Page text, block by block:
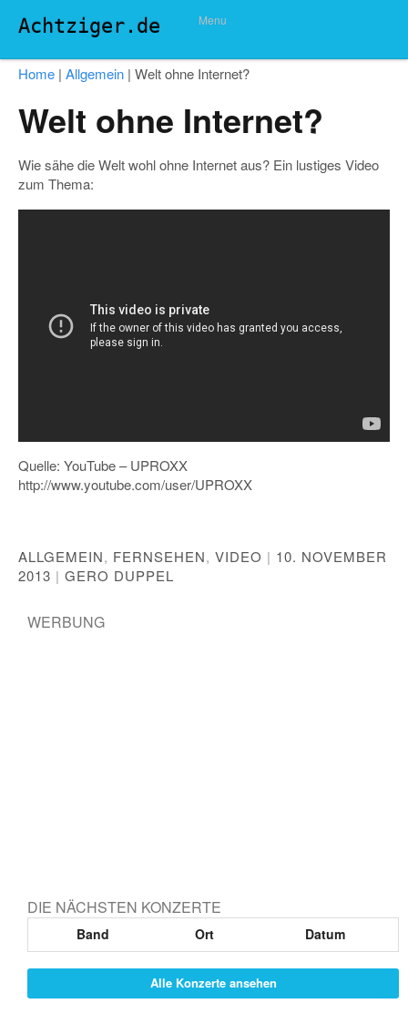
Achtziger.de Menu
Home | Allgemein | Welt ohne Internet?
Welt ohne Internet?
Wie sähe die Welt wohl ohne Internet aus? Ein lustiges Video
zum Thema:
Quelle: YouTube – UPROXX
http://www.youtube.com/user/UPROXX
ALLGEMEIN, FERNSEHEN, VIDEO | 10. NOVEMBER
2013 | GERO DUPPEL
WERBUNG
DIE NÄCHSTEN KONZERTE
Band Ort Datum
Alle Konzerte ansehen